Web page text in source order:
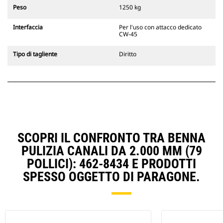
gli escavatori gommati. Sono
larghezze per scavo di fossati.
sistema di attacco dedicato CW
includono un sistema di
cingolati e gommati.
Peso 1250 kg
Interfaccia
Per l'uso con attacco dedicato
CW-45
Tipo di tagliente Diritto
SCOPRI IL CONFRONTO TRA BENNA
PULIZIA CANALI DA 2.000 MM (79
POLLICI): 462-8434 E PRODOTTI
SPESSO OGGETTO DI PARAGONE.